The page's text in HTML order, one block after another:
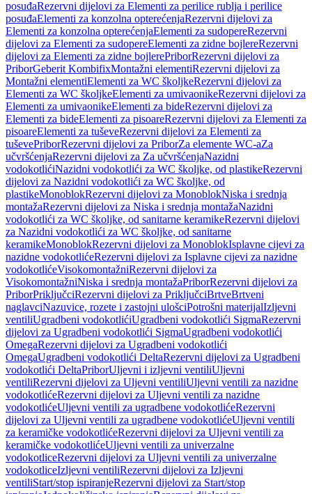
posuđaRezervni dijelovi za Elementi za perilice rublja i perilice
posuđaElementi za konzolna opterećenjaRezervni dijelovi za
Elementi za konzolna opterećenjaElementi za sudopereRezervni
dijelovi za Elementi za sudopereElementi za zidne bojlereRezervni
dijelovi za Elementi za zidne bojlerePriborRezervni dijelovi za
PriborGeberit KombifixMontažni elementiRezervni dijelovi za
Montažni elementiElementi za WC školjkeRezervni dijelovi za
Elementi za WC školjkeElementi za umivaonikeRezervni dijelovi za
Elementi za umivaonikeElementi za bideRezervni dijelovi za
Elementi za bideElementi za pisoareRezervni dijelovi za Elementi za
pisoareElementi za tuševeRezervni dijelovi za Elementi za
tuševePriborRezervni dijelovi za PriborZa elemente WC-aZa
učvršćenjaRezervni dijelovi za Za učvršćenjaNazidni
vodokotlićiNazidni vodokotlići za WC školjke, od plastikeRezervni
dijelovi za Nazidni vodokotlići za WC školjke, od
plastikeMonoblokRezervni dijelovi za MonoblokNiska i srednja
montažaRezervni dijelovi za Niska i srednja montažaNazidni
vodokotlići za WC školjke, od sanitarne keramikeRezervni dijelovi
za Nazidni vodokotlići za WC školjke, od sanitarne
keramikeMonoblokRezervni dijelovi za MonoblokIsplavne cijevi za
nazidne vodokotlićeRezervni dijelovi za Isplavne cijevi za nazidne
vodokotlićeVisokomontažniRezervni dijelovi za
VisokomontažniNiska i srednja montažaPriborRezervni dijelovi za
PriborPriključciRezervni dijelovi za PriključciBrtveBrtveni
naglavciNazuvice, rozete i zastojni ulošciPotrošni materijalIzljevni
ventiliUgradbeni vodokotlićiUgradbeni vodokotlići SigmaRezervni
dijelovi za Ugradbeni vodokotlići SigmaUgradbeni vodokotlići
OmegaRezervni dijelovi za Ugradbeni vodokotlići
OmegaUgradbeni vodokotlići DeltaRezervni dijelovi za Ugradbeni
vodokotlići DeltaPriborUljevni i izljevni ventiliUljevni
ventiliRezervni dijelovi za Uljevni ventiliUljevni ventili za nazidne
vodokotlićeRezervni dijelovi za Uljevni ventili za nazidne
vodokotlićeUljevni ventili za ugradbene vodokotlićeRezervni
dijelovi za Uljevni ventili za ugradbene vodokotlićeUljevni ventili
za keramičke vodokotlićeRezervni dijelovi za Uljevni ventili za
keramičke vodokotlićeUljevni ventili za univerzalne
vodokotliceRezervni dijelovi za Uljevni ventili za univerzalne
vodokotliceIzljevni ventiliRezervni dijelovi za Izljevni
ventiliStart/stop ispiranjeRezervni dijelovi za Start/stop